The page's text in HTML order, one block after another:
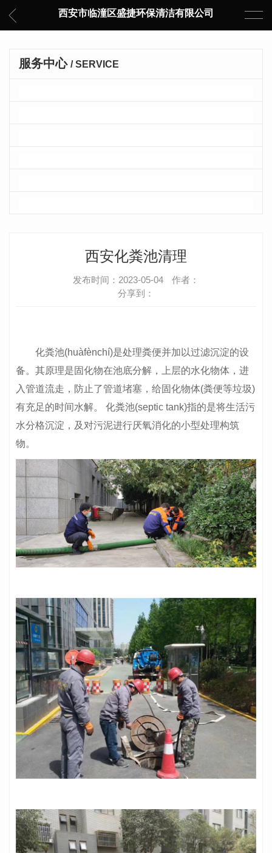
西安市临潼区盛捷环保清洁有限公司
服务中心 / SERVICE
西安化粪池清理
发布时间：2023-05-04
作者：
分享到：
化粪池(huàfènchí)是处理粪便并加以过滤沉淀的设
备。其原理是固化物在池底分解，上层的水化物体，进
入管道流走，防止了管道堵塞，给固化物体(粪便等垃圾)
有充足的时间水解。 化粪池(septic tank)指的是将生活污
水分格沉淀，及对污泥进行厌氧消化的小型处理构筑
物。